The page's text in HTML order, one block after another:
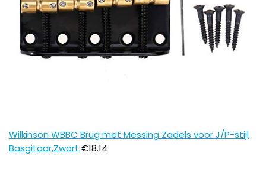
Wilkinson WBBC Brug met Messing Zadels voor J/P-stijl
Basgitaar,Zwart €18.14